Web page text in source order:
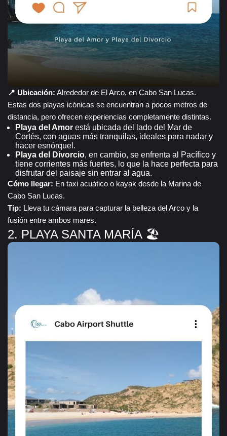
📍 Ubicación: Alrededor de El Arco, en Cabo San Lucas.
Estas dos playas icónicas se encuentran a pocos metros de
distancia, pero ofrecen experiencias completamente distintas.
Playa del Amor está ubicada del lado del Mar de
Cortés, con aguas más tranquilas, ideales para nadar y
hacer esnórquel.
Playa del Divorcio, en cambio, se enfrenta al Pacífico y
tiene corrientes más fuertes, lo que la hace perfecta para
disfrutar del paisaje sin entrar al agua.
Cómo llegar: En taxi acuático o kayak desde la Marina de
Cabo San Lucas.
Tip: Lleva tu cámara para capturar la belleza del Arco y la
fusión entre ambos mares.
2. PLAYA SANTA MARÍA 🏖️